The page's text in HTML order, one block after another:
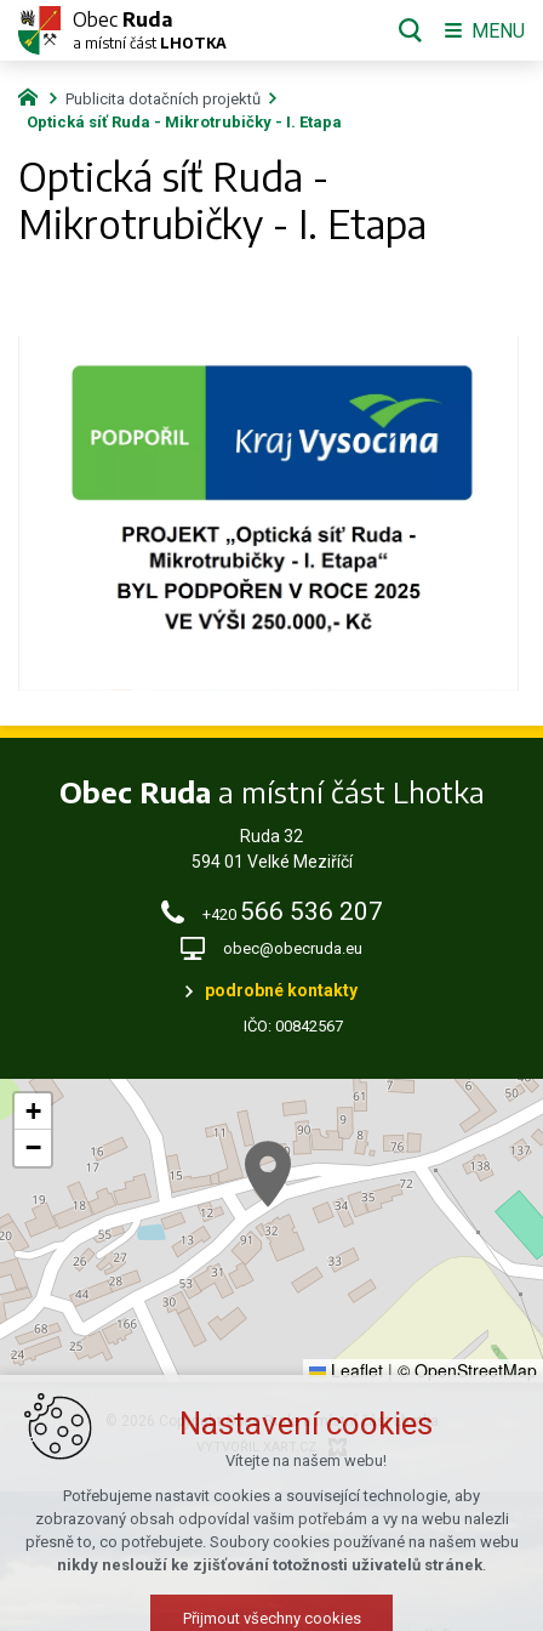
Publicita dotačních projektů
Optická síť Ruda - Mikrotrubičky - I. Etapa
Optická síť Ruda -
Mikrotrubičky - I. Etapa
Obec Ruda a místní část Lhotka
Ruda 32
594 01 Velké Meziříčí
+420 566 536 207
obec@obecruda.eu
podrobné kontakty
IČO: 00842567
+
−
Leaflet | © OpenStreetMap
© 2026 Copyright Obec Ruda a místní část Lhotka
Obec Ruda
a místní část LHOTKA
MENU
Nastavení cookies
Vítejte na našem webu!
Potřebujeme nastavit cookies a související technologie, aby
zobrazovaný obsah odpovídal vašim potřebám a vy na webu nalezli
přesně to, co potřebujete. Soubory cookies používané na našem webu
nikdy neslouží ke zjišťování totožnosti uživatelů stránek.
Přijmout všechny cookies